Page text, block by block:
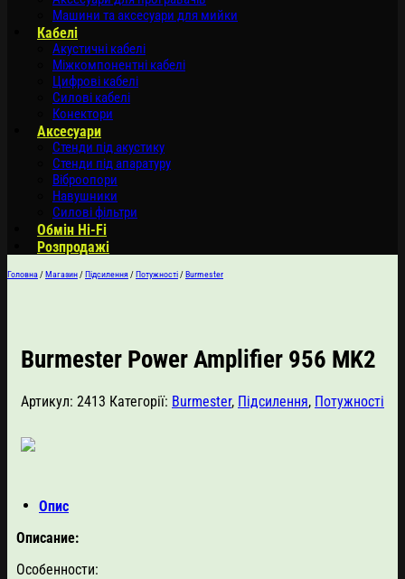
Машини та аксесуари для мийки
Кабелі
Акустичні кабелі
Міжкомпонентні кабелі
Цифрові кабелі
Силові кабелі
Конектори
Аксесуари
Стенди під акустику
Стенди під апаратуру
Віброопори
Навушники
Силові фільтри
Обмін Hi-Fi
Розпродажі
Головна /Магазин /Підсилення /Потужності /Burmester
Burmester Power Amplifier 956 MK2
Артикул: 2413 Категорії: Burmester, Підсилення, Потужності
Опис
Описание:
Особенности: